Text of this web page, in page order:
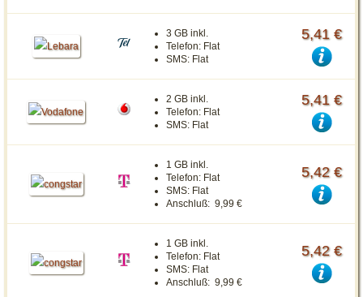
3 GB inkl.
Telefon: Flat
SMS: Flat
5,41 €
2 GB inkl.
Telefon: Flat
SMS: Flat
5,41 €
1 GB inkl.
Telefon: Flat
SMS: Flat
Anschluß: 9,99 €
5,42 €
1 GB inkl.
Telefon: Flat
SMS: Flat
Anschluß: 9,99 €
5,42 €